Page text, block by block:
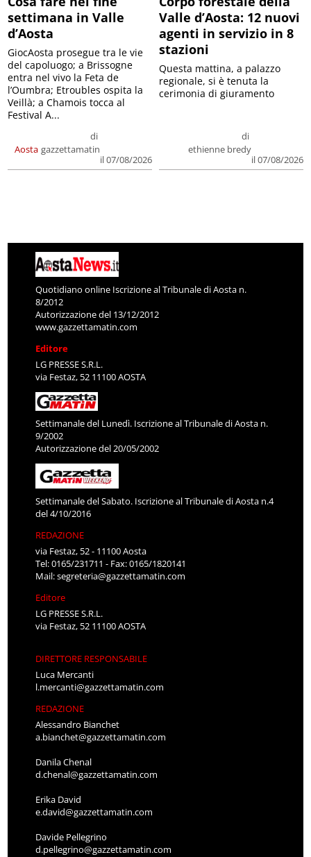
settimana in Valle
d’Aosta
Aosta
di
gazzettamatin
il 07/08/2026
GiocAosta prosegue tra le vie
del capoluogo; a Brissogne
entra nel vivo la Feta de
l’Oumbra; Etroubles ospita la
Veillà; a Chamois tocca al
Festival A...
Valle d’Aosta: 12 nuovi
agenti in servizio in 8
stazioni
di
ethienne bredy
il 07/08/2026
Questa mattina, a palazzo
regionale, si è tenuta la
cerimonia di giuramento
Quotidiano online Iscrizione al Tribunale di Aosta n.
8/2012
Autorizzazione del 13/12/2012
www.gazzettamatin.com
Editore
LG PRESSE S.R.L.
via Festaz, 52 11100 AOSTA
Settimanale del Lunedì. Iscrizione al Tribunale di Aosta n.
9/2002
Autorizzazione del 20/05/2002
Settimanale del Sabato. Iscrizione al Tribunale di Aosta n.4
del 4/10/2016
REDAZIONE
via Festaz, 52 - 11100 Aosta
Tel: 0165/231711 - Fax: 0165/1820141
Mail:segreteria@gazzettamatin.com
Editore
LG PRESSE S.R.L.
via Festaz, 52 11100 AOSTA
DIRETTORE RESPONSABILE
Luca Mercanti
l.mercanti@gazzettamatin.com
REDAZIONE
Alessandro Bianchet
a.bianchet@gazzettamatin.com
Danila Chenal
d.chenal@gazzettamatin.com
Erika David
e.david@gazzettamatin.com
Davide Pellegrino
d.pellegrino@gazzettamatin.com